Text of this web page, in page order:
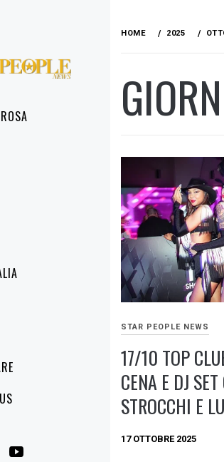
HOME 2025
STAR PEOPLE NEWS
17/10 TOP
CENA E DJ
STROCCHI E
17 OTTOBRE 2025